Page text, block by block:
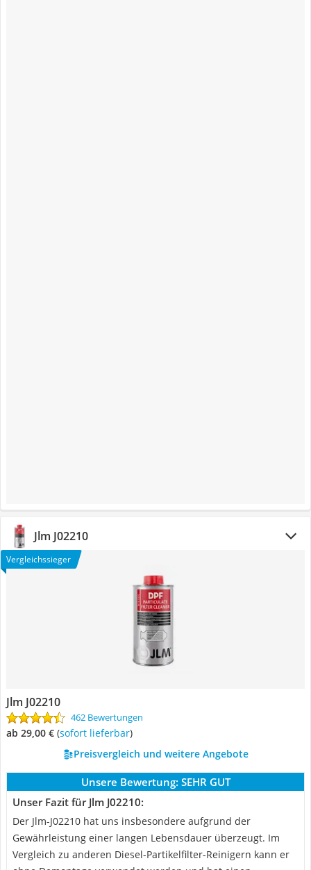
Jlm J02210
Vergleichssieger
Jlm J02210
462 Bewertungen
ab 29,00 € ( Sofort lieferbar)
Preisvergleich und weitere Angebote
Unsere Bewertung: SEHR GUT
Unser Fazit für Jlm J02210:
Der Jlm-J02210 hat uns insbesondere aufgrund der
Gewährleistung einer langen Lebensdauer überzeugt. Im
Vergleich zu anderen Diesel-Partikelfilter-Reinigern kann er